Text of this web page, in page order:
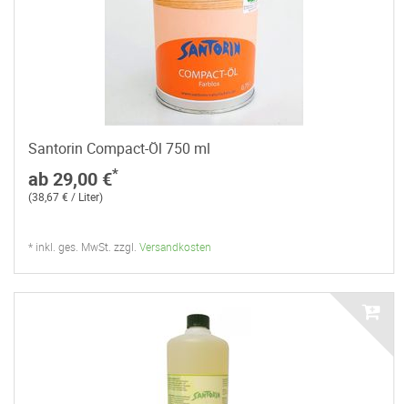
Santorin Compact-Öl 750 ml
ab 29,00 €*
(38,67 € / Liter)
* inkl. ges. MwSt. zzgl. Versandkosten